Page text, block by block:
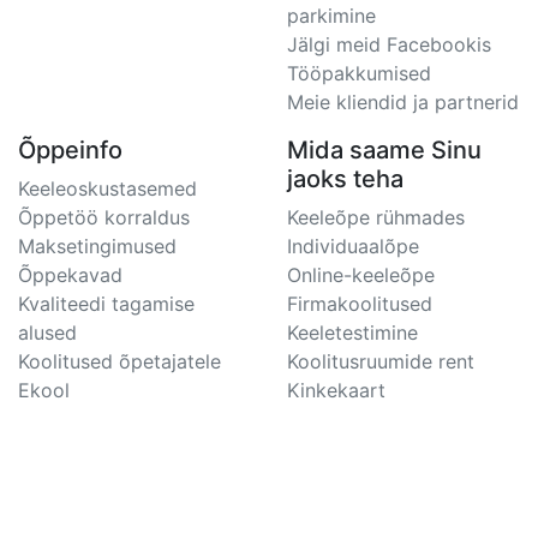
parkimine
Jälgi meid Facebookis
Tööpakkumised
Meie kliendid ja partnerid
Õppeinfo
Keeleoskustasemed
Õppetöö korraldus
Maksetingimused
Õppekavad
Kvaliteedi tagamise
alused
Koolitused õpetajatele
Ekool
Mida saame Sinu
jaoks teha
Keeleõpe rühmades
Individuaalõpe
Online-keeleõpe
Firmakoolitused
Keeletestimine
Koolitusruumide rent
Kinkekaart